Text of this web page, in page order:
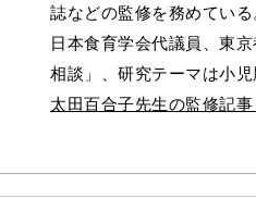
誌などの監修を務めてい
日本食育学会代議員、東
相談」、研究テーマは小児
太田百合子先生の監修記